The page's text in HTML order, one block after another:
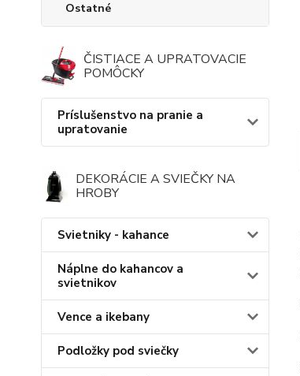
Ostatné
ČISTIACE A UPRATOVACIE
POMÔCKY
Príslušenstvo na pranie a
upratovanie
DEKORÁCIE A SVIEČKY NA
HROBY
Svietniky - kahance
Náplne do kahancov a
svietnikov
Vence a ikebany
Podložky pod sviečky